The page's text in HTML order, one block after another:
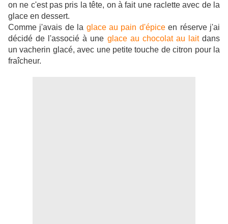
on ne c'est pas pris la tête, on à fait une raclette avec de la
glace en dessert.
Comme j'avais de la glace au pain d'épiceen réserve j'ai
décidé de l'associé à une glace au chocolat au laitdans
un vacherin glacé, avec une petite touche de citron pour la
fraîcheur.